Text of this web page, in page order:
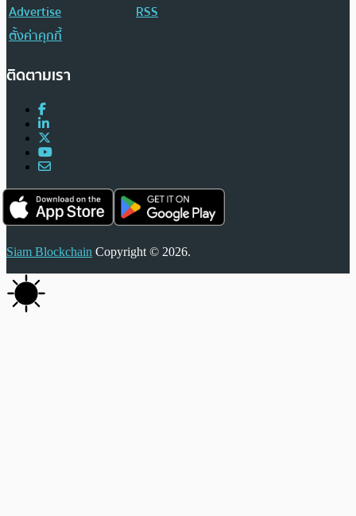
Advertise
RSS
ตั้งค่าคุกกี้
ติดตามเรา
Siam Blockchain Copyright © 2026.